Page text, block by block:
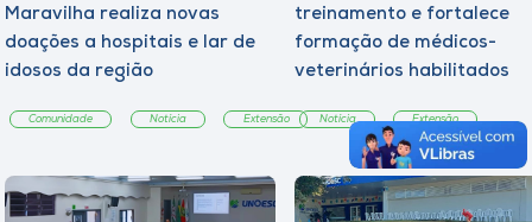
Maravilha realiza novas
doações a hospitais e lar de
idosos da região
Comunidade Notícia Extensão
treinamento e fortalece
formação de médicos-
veterinários habilitados
Notícia Extensão